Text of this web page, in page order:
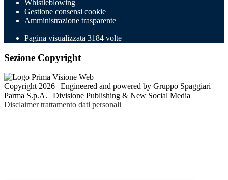
Whistleblowing
Gestione consensi cookie
Amministrazione trasparente
Pagina visualizzata 3184 volte
Sezione Copyright
Copyright 2026 | Engineered and powered by Gruppo Spaggiari
Parma S.p.A. | Divisione Publishing & New Social Media
Disclaimer trattamento dati personali